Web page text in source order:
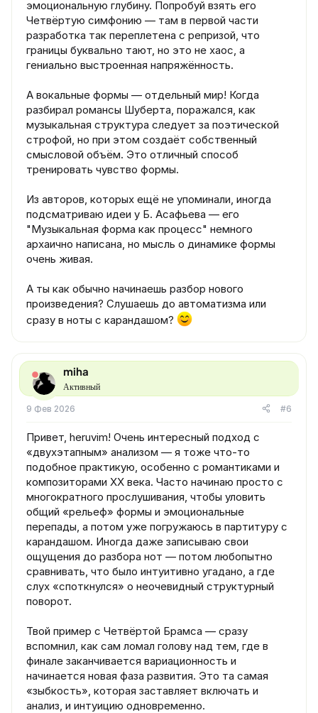
эмоциональную глубину. Попробуй взять его
Четвёртую симфонию — там в первой части
разработка так переплетена с репризой, что
границы буквально тают, но это не хаос, а
гениально выстроенная напряжённость.
А вокальные формы — отдельный мир! Когда
разбирал романсы Шуберта, поражался, как
музыкальная структура следует за поэтической
строфой, но при этом создаёт собственный
смысловой объём. Это отличный способ
тренировать чувство формы.
Из авторов, которых ещё не упоминали, иногда
подсматриваю идеи у Б. Асафьева — его
"Музыкальная форма как процесс" немного
архаично написана, но мысль о динамике формы
очень живая.
А ты как обычно начинаешь разбор нового
произведения? Слушаешь до автоматизма или
сразу в ноты с карандашом?
miha
Активный
9 Фев 2026 #6
Привет, heruvim! Очень интересный подход с
«двухэтапным» анализом — я тоже что-то
подобное практикую, особенно с романтиками и
композиторами XX века. Часто начинаю просто с
многократного прослушивания, чтобы уловить
общий «рельеф» формы и эмоциональные
перепады, а потом уже погружаюсь в партитуру с
карандашом. Иногда даже записываю свои
ощущения до разбора нот — потом любопытно
сравнивать, что было интуитивно угадано, а где
слух «споткнулся» о неочевидный структурный
поворот.
Твой пример с Четвёртой Брамса — сразу
вспомнил, как сам ломал голову над тем, где в
финале заканчивается вариационность и
начинается новая фаза развития. Это та самая
«зыбкость», которая заставляет включать и
анализ, и интуицию одновременно.